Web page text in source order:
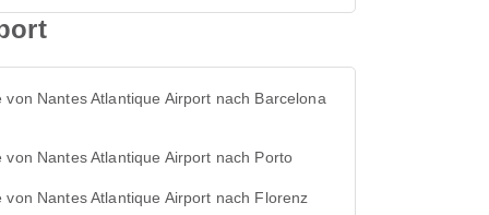
von Nantes Atlantique Airport nach Barcelona
von Nantes Atlantique Airport nach Porto
von Nantes Atlantique Airport nach Florenz